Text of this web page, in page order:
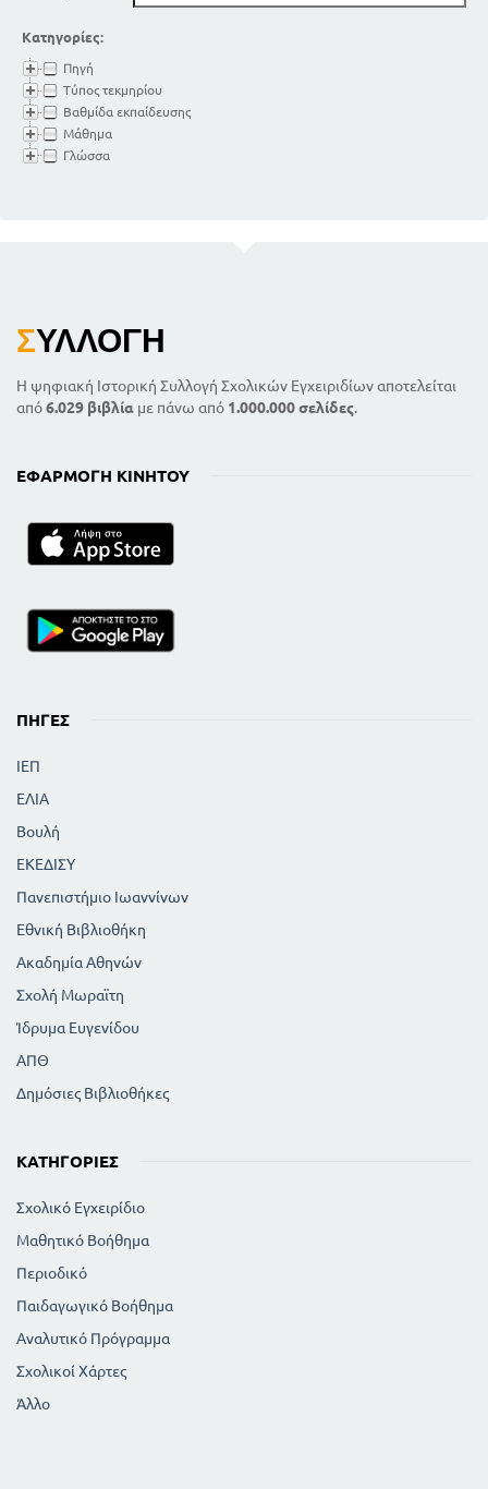
Κατηγορίες:
Πηγή
Τύπος τεκμηρίου
Βαθμίδα εκπαίδευσης
Μάθημα
Γλώσσα
ΣΥΛΛΟΓΉ
Η ψηφιακή Ιστορική Συλλογή Σχολικών Εγχειριδίων αποτελείται
από6.029 βιβλία με πάνω από 1.000.000 σελίδες.
ΕΦΑΡΜΟΓΉ ΚΙΝΗΤΟΎ
ΠΗΓΈΣ
ΙΕΠ
ΕΛΙΑ
Βουλή
ΕΚΕΔΙΣΥ
Πανεπιστήμιο Ιωαννίνων
Εθνική Βιβλιοθήκη
Ακαδημία Αθηνών
Σχολή Μωραϊτη
Ίδρυμα Ευγενίδου
ΑΠΘ
Δημόσιες Βιβλιοθήκες
ΚΑΤΗΓΟΡΊΕΣ
Σχολικό Εγχειρίδιο
Μαθητικό Βοήθημα
Περιοδικό
Παιδαγωγικό Βοήθημα
Αναλυτικό Πρόγραμμα
Σχολικοί Χάρτες
Άλλο